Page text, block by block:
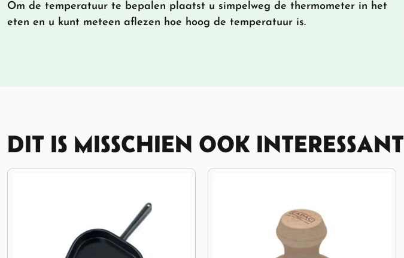
Om de temperatuur te bepalen plaatst u simpelweg de thermometer in het
eten en u kunt meteen aflezen hoe hoog de temperatuur is.
DIT IS MISSCHIEN OOK INTERESSANT